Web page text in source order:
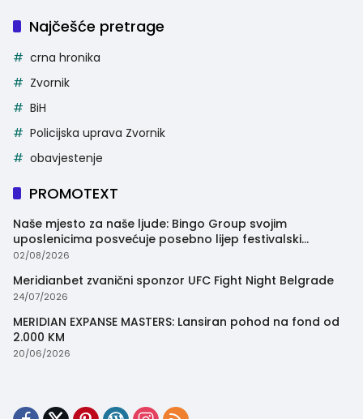
Najčešće pretrage
crna hronika
Zvornik
BiH
Policijska uprava Zvornik
obavjestenje
PROMOTEXT
Naše mjesto za naše ljude: Bingo Group svojim
uposlenicima posvećuje posebno lijep festivalski
trenutak
02/08/2026
Meridianbet zvanični sponzor UFC Fight Night Belgrade
24/07/2026
MERIDIAN EXPANSE MASTERS: Lansiran pohod na fond od
2.000 KM
20/06/2026